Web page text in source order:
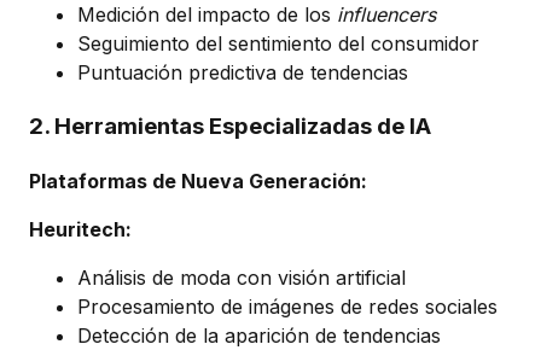
Medición del impacto de los influencers
Seguimiento del sentimiento del consumidor
Puntuación predictiva de tendencias
2. Herramientas Especializadas de IA
Plataformas de Nueva Generación:
Heuritech:
Análisis de moda con visión artificial
Procesamiento de imágenes de redes sociales
Detección de la aparición de tendencias